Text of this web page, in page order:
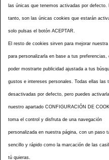
las únicas que tenemos activadas por defecto.
tanto, son las únicas cookies que estarán
solo pulsas el botón ACEPTAR.
El resto de cookies sirven para mejorar nuestra
para personalizarla en base a tus preferencias,
poder mostrarte publicidad ajustada a tus
gustos e intereses personales. Todas ellas las
desactivadas por defecto, pero puedes
nuestro apartado CONFIGURACIÓN DE
toma el control y disfruta de una navegación
personalizada en nuestra página, con un paso
sencillo y rápido como la marcación de las
tú quieras.